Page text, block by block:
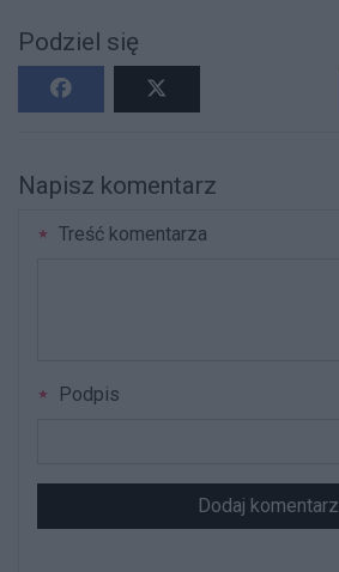
Podziel się
Napisz komentarz
Treść komentarza
Podpis
Dodaj komentarz